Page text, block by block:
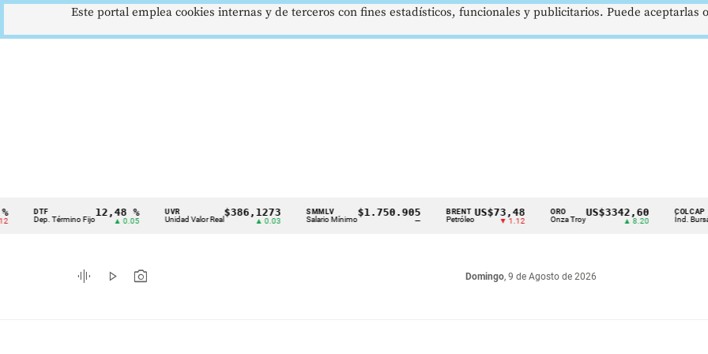
Cintillo
indicadores
económicos
DTF
Dep. Término Fijo
12,48 %
▲ 0.05
UVR
Unidad Valor Real
$386,1273 SMMLV
Salario Mínimo
$1.750.905 BRENT
Petróleo
US$73,48
▼ 1.12
ORO
Onza Troy
US$3342,60 COLCAP
Índ. Bursátil
graphic_eq play_arrow photo_camera Domingo, 9 de Agosto de 2026
Este portal emplea cookies internas y de terceros con fines estadísticos, funcionales y publicitarios. Puede aceptarlas